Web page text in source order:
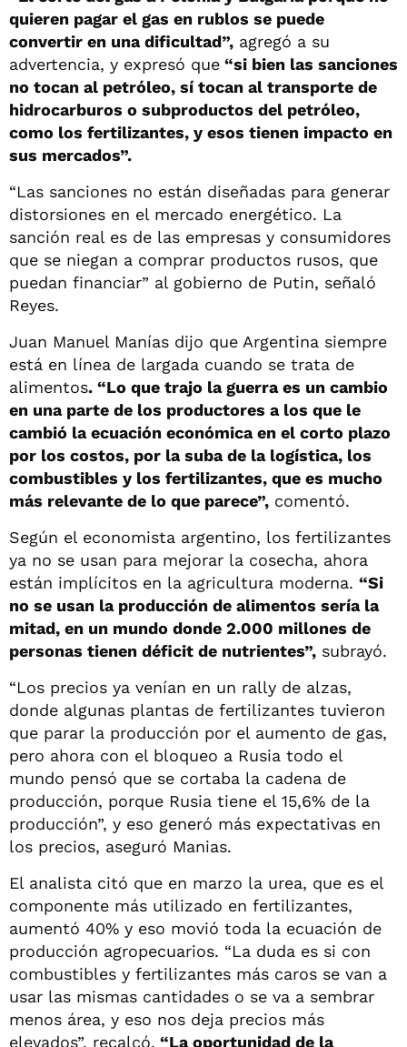
quieren pagar el gas en rublos se puede
convertir en una dificultad”, agregó a su
advertencia, y expresó que “si bien las sanciones
no tocan al petróleo, sí tocan al transporte de
hidrocarburos o subproductos del petróleo,
como los fertilizantes, y esos tienen impacto en
sus mercados”.
“Las sanciones no están diseñadas para generar
distorsiones en el mercado energético. La
sanción real es de las empresas y consumidores
que se niegan a comprar productos rusos, que
puedan financiar” al gobierno de Putin, señaló
Reyes.
Juan Manuel Manías dijo que Argentina siempre
está en línea de largada cuando se trata de
alimentos. “Lo que trajo la guerra es un cambio
en una parte de los productores a los que le
cambió la ecuación económica en el corto plazo
por los costos, por la suba de la logística, los
combustibles y los fertilizantes, que es mucho
más relevante de lo que parece”, comentó.
Según el economista argentino, los fertilizantes
ya no se usan para mejorar la cosecha, ahora
están implícitos en la agricultura moderna. “Si
no se usan la producción de alimentos sería la
mitad, en un mundo donde 2.000 millones de
personas tienen déficit de nutrientes”, subrayó.
“Los precios ya venían en un rally de alzas,
donde algunas plantas de fertilizantes tuvieron
que parar la producción por el aumento de gas,
pero ahora con el bloqueo a Rusia todo el
mundo pensó que se cortaba la cadena de
producción, porque Rusia tiene el 15,6% de la
producción”, y eso generó más expectativas en
los precios, aseguró Manias.
El analista citó que en marzo la urea, que es el
componente más utilizado en fertilizantes,
aumentó 40% y eso movió toda la ecuación de
producción agropecuarios. “La duda es si con
combustibles y fertilizantes más caros se van a
usar las mismas cantidades o se va a sembrar
menos área, y eso nos deja precios más
elevados”, recalcó. “La oportunidad de la